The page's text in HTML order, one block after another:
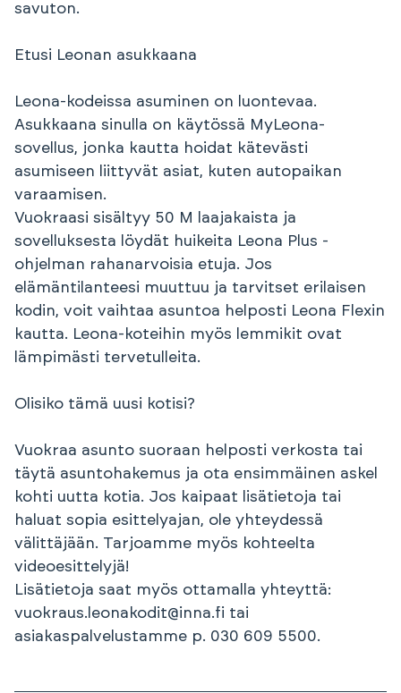
savuton.
Etusi Leonan asukkaana
Leona-kodeissa asuminen on luontevaa.
Asukkaana sinulla on käytössä MyLeona-
sovellus, jonka kautta hoidat kätevästi
asumiseen liittyvät asiat, kuten autopaikan
varaamisen.
Vuokraasi sisältyy 50 M laajakaista ja
sovelluksesta löydät huikeita Leona Plus -
ohjelman rahanarvoisia etuja. Jos
elämäntilanteesi muuttuu ja tarvitset erilaisen
kodin, voit vaihtaa asuntoa helposti Leona Flexin
kautta. Leona-koteihin myös lemmikit ovat
lämpimästi tervetulleita.
Olisiko tämä uusi kotisi?
Vuokraa asunto suoraan helposti verkosta tai
täytä asuntohakemus ja ota ensimmäinen askel
kohti uutta kotia. Jos kaipaat lisätietoja tai
haluat sopia esittelyajan, ole yhteydessä
välittäjään. Tarjoamme myös kohteelta
videoesittelyjä!
Lisätietoja saat myös ottamalla yhteyttä:
vuokraus.leonakodit@inna.fi tai
asiakaspalvelustamme p. 030 609 5500.